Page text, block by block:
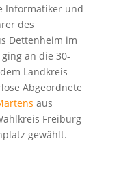
Informatiker und
des
Dettenheim im
an die 30-
Landkreis
Abgeordnete
aus
Freiburg
gewählt.